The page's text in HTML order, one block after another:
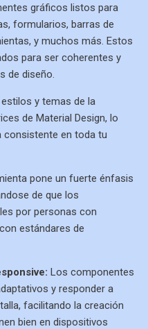
gráficos listos para
formularios, barras de
y muchos más. Estos
para ser coherentes y
de diseño.
y temas de la
de Material Design, lo
consistente en toda tu
pone un fuerte énfasis
de que los
por personas con
estándares de
Los componentes
y responder a
facilitando la creación
bien en dispositivos